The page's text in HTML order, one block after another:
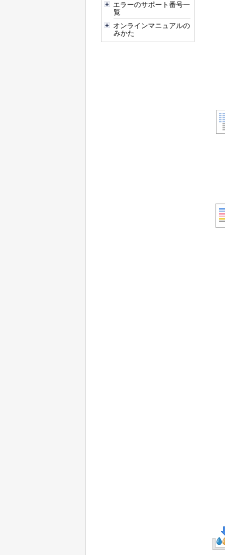
エラーのサポート番号一
覧
オンラインマニュアルの
みかた